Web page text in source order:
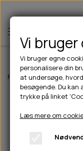
Forside Til hunde
Vi
Vi bruger egne
personalisere din
at undersøge,
besøgende. Du
trykke på linket
Læs mere om